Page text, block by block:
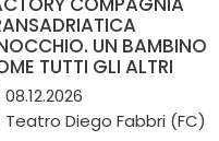
UN BAMBINO
TUTTI GLI ALTRI
08.12.2026
Teatro Diego Fabbri (FC)